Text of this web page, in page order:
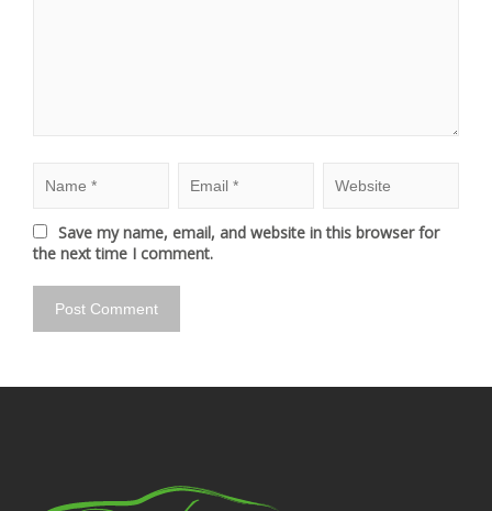
Save my name, email, and website in this browser for
the next time I comment.